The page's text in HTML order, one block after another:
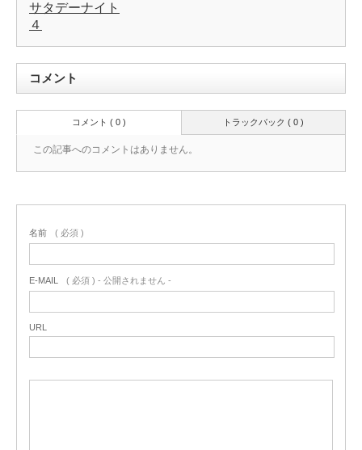
コメント
トラックバック ( 0 )
コメント ( 0 )
この記事へのコメントはありません。
名前 ( 必須 )
E-MAIL ( 必須 ) - 公開されません -
URL